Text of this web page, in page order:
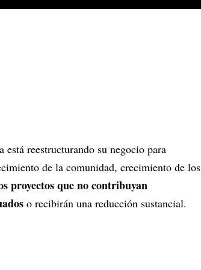
reestructurando su negocio para
de la comunidad, crecimiento de los
proyectos que no contribuyan
o recibirán una reducción sustancial.